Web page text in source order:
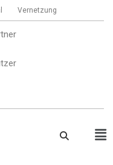
Vernetzung